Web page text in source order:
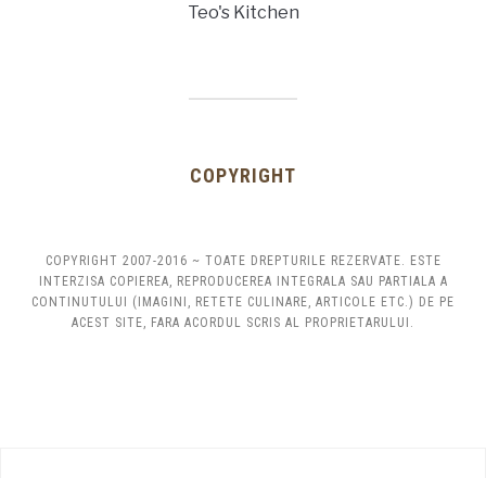
Teo's Kitchen
COPYRIGHT
COPYRIGHT 2007-2016 ~ TOATE DREPTURILE REZERVATE. ESTE
INTERZISA COPIEREA, REPRODUCEREA INTEGRALA SAU PARTIALA A
CONTINUTULUI (IMAGINI, RETETE CULINARE, ARTICOLE ETC.) DE PE
ACEST SITE, FARA ACORDUL SCRIS AL PROPRIETARULUI.